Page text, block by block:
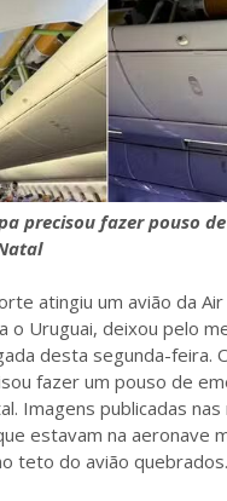
precisou fazer pouso
atingiu um avião da
o Uruguai, deixou pelo
desta segunda-feira.
fazer um pouso de
Imagens publicadas nas
estavam na aeronave
teto do avião quebrados.